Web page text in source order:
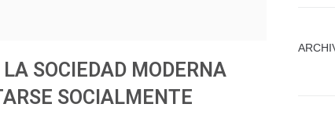
SOCIEDAD MODERNA
SOCIALMENTE